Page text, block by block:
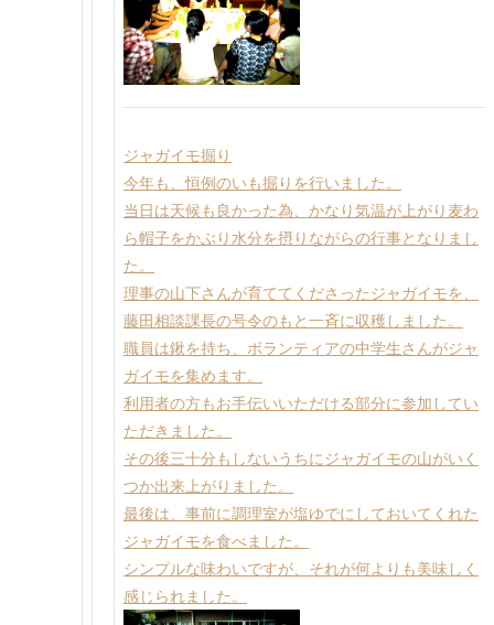
ジャガイモ掘り
今年も、恒例のいも掘りを行いました。
当日は天候も良かった為、かなり気温が上がり麦わ
ら帽子をかぶり水分を摂りながらの行事となりまし
た。
理事の山下さんが育ててくださったジャガイモを、
藤田相談課長の号令のもと一斉に収穫しました。
職員は鍬を持ち、ボランティアの中学生さんがジャ
ガイモを集めます。
利用者の方もお手伝いいただける部分に参加してい
ただきました。
その後三十分もしないうちにジャガイモの山がいく
つか出来上がりました。
最後は、事前に調理室が塩ゆでにしておいてくれた
ジャガイモを食べました。
シンプルな味わいですが、それが何よりも美味しく
感じられました。